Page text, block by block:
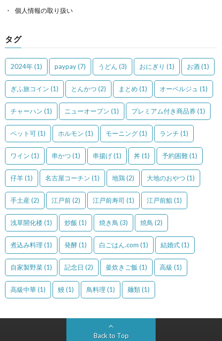
個人情報の取り扱い
タグ
2024年(1) paypay(7) うどん (3) おにぎり (1) お酒(1)
ぎふ旅コイン (1) とんかつ (2) まとめ (1) オーベルジュ (1)
チャーハン (1) ニューオープン (1) プレミアム付き商品券(1)
ペット可(1) ホルモン (1) モーニング(1) ランチ (1)
ワイン (1) 串かつ (1) 串揚げ(1) 丼(1) 予約困難(1)
仔羊(1) 名古屋コーチン (1) 地鶏(2) 大地のおやつ (1)
手土産 (2) 江戸前(2) 江戸前寿司 (1) 江戸前鮨(1)
浅草開化楼(1) 炒飯 (1) 焼き鳥 (3) 焼鳥 (2)
煮込み料理 (1) 発酵(1) 白ごはん.com (1) 結婚式(1)
自家製野菜(1) 記念日 (2) 釜炊きご飯 (1) 高級 (1)
高級中華(1) 鰻(1) 鳥料理 (1) 麺類(1)
Back to Top